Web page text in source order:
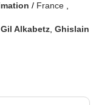
/ France ,
Gil Alkabetz,Ghislain